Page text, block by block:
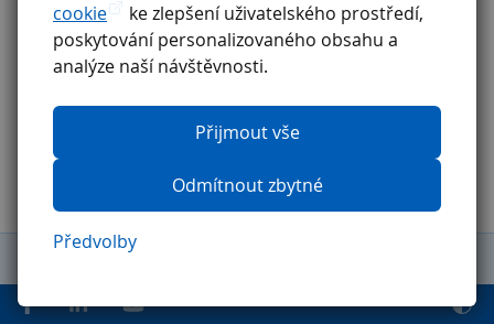
cookie
ke zlepšení uživatelského prostředí,
poskytování personalizovaného obsahu a
analýze naší návštěvnosti.
Přijmout vše
Odmítnout zbytné
Předvolby
Obchodní podmínky